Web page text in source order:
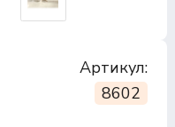
Артикул:
8602